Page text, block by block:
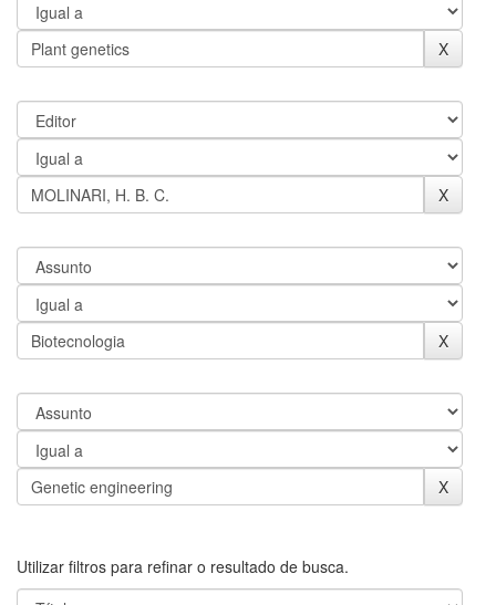
Utilizar filtros para refinar o resultado de busca.